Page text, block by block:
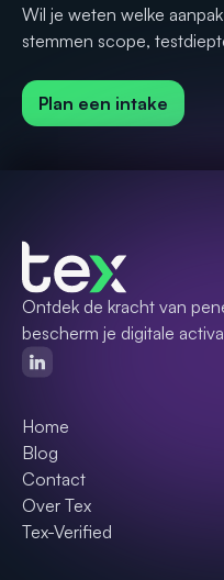
Wil je weten welke
stemmen scope,
Plan een intake
Ontdek de kracht van
bescherm je digitale activa
Home
Blog
Contact
Over Tex
Tex-Verified